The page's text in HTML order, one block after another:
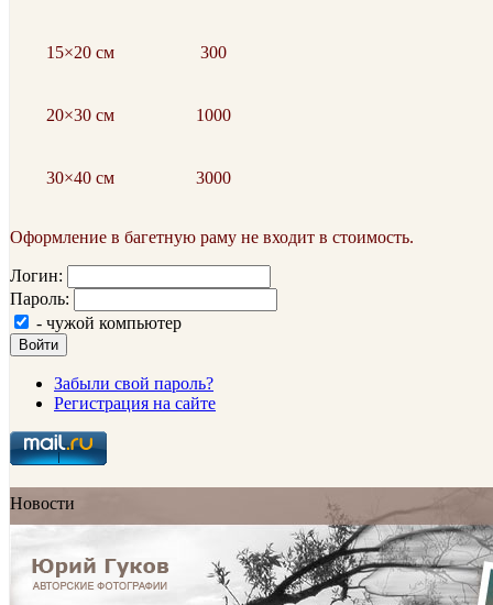
15×20 см 300
20×30 см 1000
30×40 см 3000
Оформление в багетную раму не входит в стоимость.
Логин:
Пароль:
- чужой компьютер
Войти
Забыли свой пароль?
Регистрация на сайте
Новости